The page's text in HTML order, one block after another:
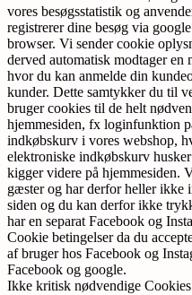
vores besøgsstatistik og
registrerer dine besøg via
browser. Vi sender cookie
derved automatisk modtager
hvor du kan anmelde din
kunder. Dette samtykker du til
bruger cookies til de helt
hjemmesiden, fx loginfunktion
indkøbskurv i vores webshop,
elektroniske indkøbskurv
kigger videre på hjemmesiden.
gæster og har derfor heller ikke
siden og du kan derfor ikke
har en separat Facebook og
Cookie betingelser da du
af bruger hos Facebook og
Facebook og google.
Ikke kritisk nødvendige Cookies